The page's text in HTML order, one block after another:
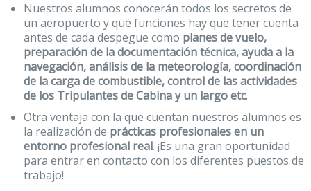
Nuestros alumnos conocerán todos los secretos de
un aeropuerto y qué funciones hay que tener cuenta
antes de cada despegue como planes de vuelo,
preparación de la documentación técnica, ayuda a la
navegación, análisis de la meteorología, coordinación
de la carga de combustible, control de las actividades
de los Tripulantes de Cabina y un largo etc.
Otra ventaja con la que cuentan nuestros alumnos es
la realización de prácticas profesionales en un
entorno profesional real. ¡Es una gran oportunidad
para entrar encontacto con los diferentes puestos de
trabajo!